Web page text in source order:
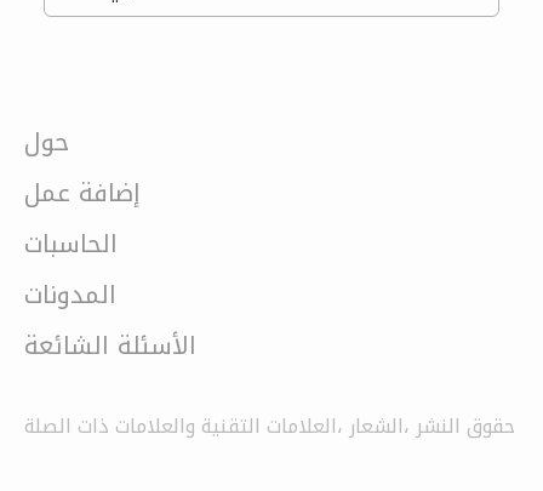
حول
إضافة عمل
الحاسبات
المدونات
الأسئلة الشائعة
حقوق النشر ،الشعار ،العلامات التقنية والعلامات ذات الصلة